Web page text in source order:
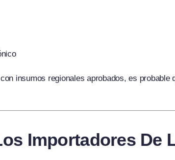
insumos regionales aprobados, es
Importadores De